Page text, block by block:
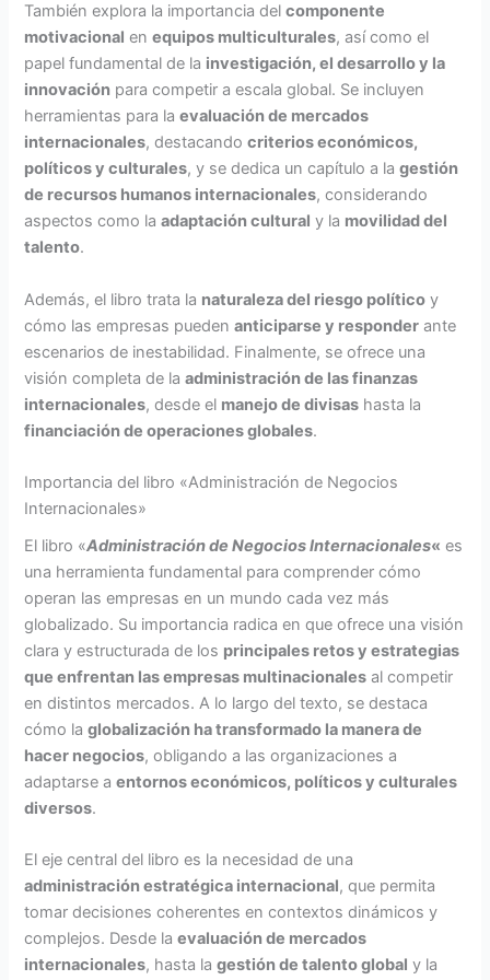
También explora la importancia delcomponente
motivacional enequipos multiculturales, así como el
papel fundamental de la investigación, el desarrollo y la
innovación para competir a escala global. Se incluyen
herramientas para laevaluación de mercados
internacionales, destacandocriterios económicos,
políticos y culturales, y se dedica un capítulo a lagestión
de recursos humanos internacionales, considerando
aspectos como laadaptación cultural y la movilidad del
talento.
Además, el libro trata la naturaleza del riesgo político y
cómo las empresas puedenanticiparse y responder ante
escenarios de inestabilidad. Finalmente, se ofrece una
visión completa de laadministración de las finanzas
internacionales, desde el manejo de divisas hasta la
financiación de operaciones globales.
Importancia del libro «Administración de Negocios
Internacionales»
El libro «Administración de Negocios Internacionales« es
una herramienta fundamental para comprender cómo
operan las empresas en un mundo cada vez más
globalizado. Su importancia radica en que ofrece una visión
clara y estructurada de los principales retos y estrategias
que enfrentan las empresas multinacionales al competir
en distintos mercados. A lo largo del texto, se destaca
cómo laglobalización ha transformado la manera de
hacer negocios, obligando a las organizaciones a
adaptarse aentornos económicos, políticos y culturales
diversos.
El eje central del libro es la necesidad de una
administración estratégica internacional, que permita
tomar decisiones coherentes en contextos dinámicos y
complejos. Desde laevaluación de mercados
internacionales, hasta lagestión de talento global y la